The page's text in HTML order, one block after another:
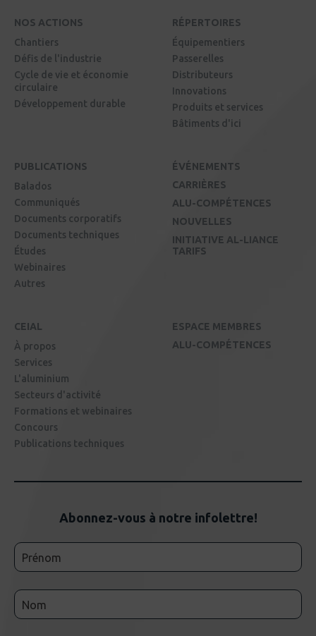
NOS ACTIONS
Chantiers
Défis de l'industrie
Cycle de vie et économie
circulaire
Développement durable
RÉPERTOIRES
Équipementiers
Passerelles
Distributeurs
Innovations
Produits et services
Bâtiments d'ici
PUBLICATIONS
Balados
Communiqués
Documents corporatifs
Documents techniques
Études
Webinaires
Autres
ÉVÉNEMENTS
CARRIÈRES
ALU-COMPÉTENCES
NOUVELLES
INITIATIVE AL-LIANCE
TARIFS
CEIAL
À propos
Services
L'aluminium
Secteurs d'activité
Formations et webinaires
Concours
Publications techniques
ESPACE MEMBRES
ALU-COMPÉTENCES
Abonnez-vous à notre infolettre!